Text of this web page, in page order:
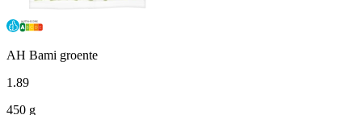
AH Bami groente
1.89
450 g